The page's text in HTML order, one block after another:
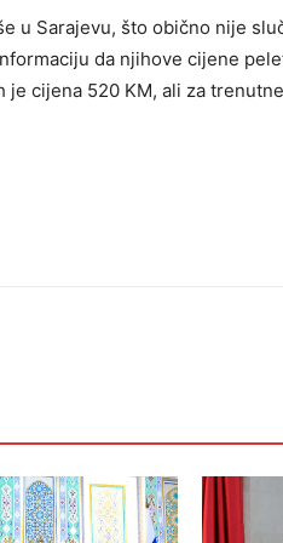
u Sarajevu, što obično nije
da njihove cijene
cijena 520 KM, ali za